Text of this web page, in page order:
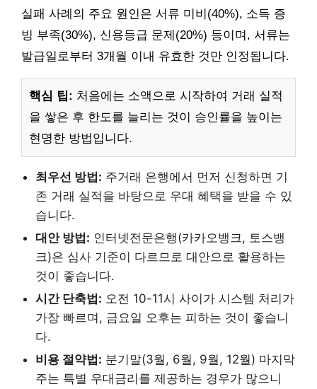
실패 사례의 주요 원인은 서류 미비(40%), 소득 증
빙 부족(30%), 신용등급 문제(20%) 등이며, 서류는
발급일로부터 3개월 이내 유효한 것만 인정됩니다.
핵심 팁: 처음에는 소액으로 시작하여 거래 실적
을 쌓은 후 한도를 늘리는 것이 승인률을 높이는
현명한 방법입니다.
최우선 방법: 주거래 은행에서 먼저 신청하면 기
존 거래 실적을 바탕으로 우대 혜택을 받을 수 있
습니다.
대안 방법: 인터넷전문은행(카카오뱅크, 토스뱅
크)은 심사 기준이 다르므로 대안으로 활용하는
것이 좋습니다.
시간 단축법: 오전 10-11시 사이가 시스템 처리가
가장 빠르며, 금요일 오후는 피하는 것이 좋습니
다.
비용 절약법: 분기말(3월, 6월, 9월, 12월) 마지막
주는 특별 우대금리를 제공하는 경우가 많으니